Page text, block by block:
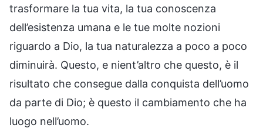
trasformare la tua vita, la tua conoscenza
dell’esistenza umana e le tue molte nozioni
riguardo a Dio, la tua naturalezza a poco a poco
diminuirà. Questo, e nient’altro che questo, è il
risultato che consegue dalla conquista dell’uomo
da parte di Dio; è questo il cambiamento che ha
luogo nell’uomo.